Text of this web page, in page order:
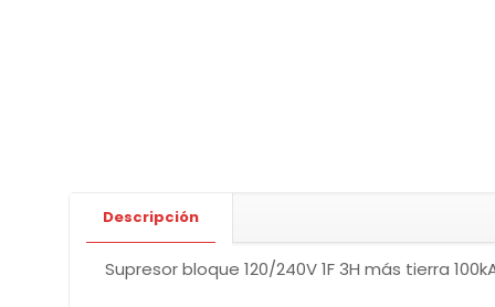
Descripción
Supresor bloque 120/240V 1F 3H más tierra